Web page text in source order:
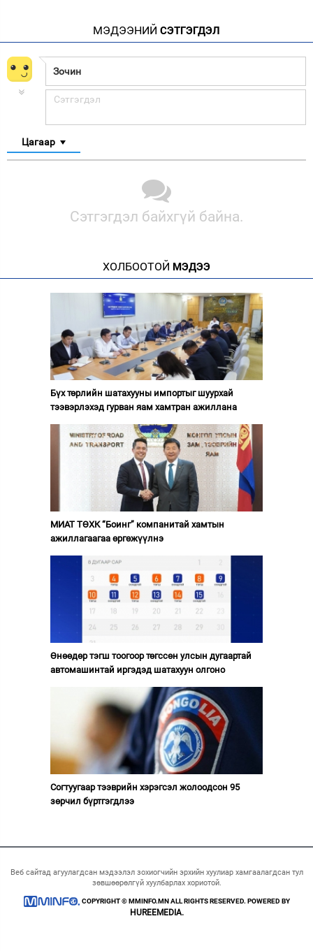
МЭДЭЭНИЙ СЭТГЭГДЭЛ
Цагаар
Сэтгэгдэл байхгүй байна.
ХОЛБООТОЙ МЭДЭЭ
Бүх төрлийн шатахууны импортыг шуурхай
тээвэрлэхэд гурван яам хамтран ажиллана
МИАТ ТӨХК “Боинг” компанитай хамтын
ажиллагаагаа өргөжүүлнэ
Өнөөдөр тэгш тоогоор төгссөн улсын дугаартай
автомашинтай иргэдэд шатахуун олгоно
Согтуугаар тээврийн хэрэгсэл жолоодсон 95
зөрчил бүртгэгдлээ
Веб сайтад агуулагдсан мэдээлэл зохиогчийн эрхийн хуулиар хамгаалагдсан тул
зөвшөөрөлгүй хуулбарлах хориотой.
COPYRIGHT © MMINFO.MN ALL RIGHTS RESERVED. POWERED BY
HUREEMEDIA.